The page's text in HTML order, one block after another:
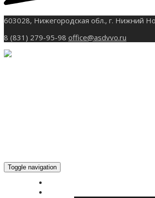
603028, Нижегородская обл., г. Нижний
8 (831) 279-95-98 office@asdvvo.ru
Toggle navigation